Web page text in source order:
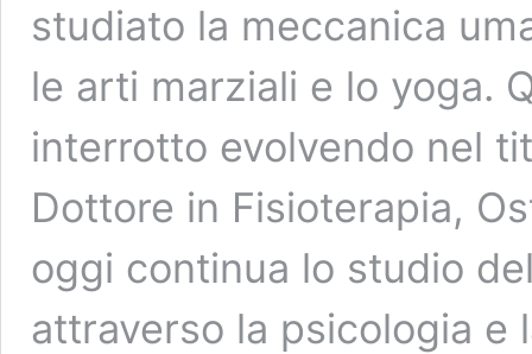
studiato la meccanica
le arti marziali e lo yoga.
interrotto evolvendo nel
Dottore in Fisioterapia,
oggi continua lo studio
attraverso la psicologia e